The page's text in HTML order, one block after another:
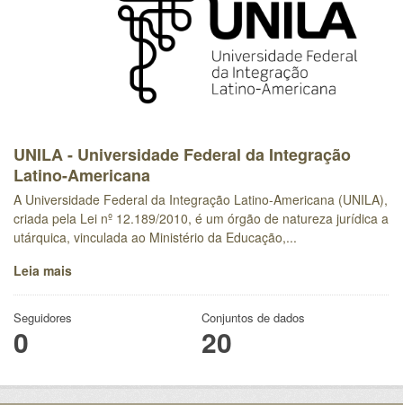
UNILA - Universidade Federal da Integração
Latino-Americana
A Universidade Federal da Integração Latino-Americana (UNILA),
criada pela Lei nº 12.189/2010, é um órgão de natureza jurídica a
utárquica, vinculada ao Ministério da Educação,...
Leia mais
Seguidores
0
Conjuntos de dados
20